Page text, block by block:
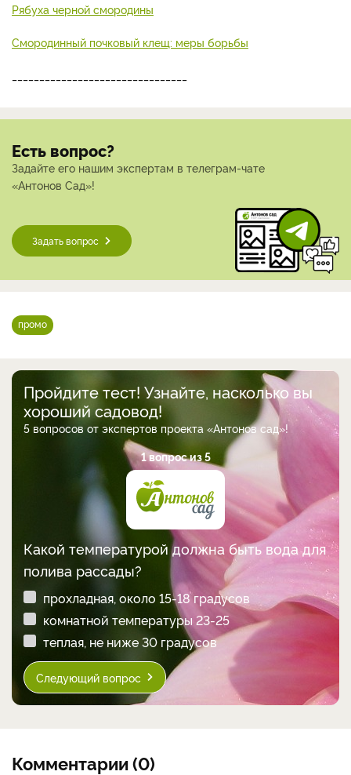
Рябуха черной смородины
Смородинный почковый клещ: меры борьбы
Есть вопрос?
Задайте его нашим экспертам в телеграм-чате
«Антонов Сад»!
Задать вопрос
промо
Пройдите тест! Узнайте, насколько вы
хороший садовод!
5 вопросов от экспертов проекта «Антонов сад»!
1 вопрос из 5
Какой температурой должна быть вода для
полива рассады?
прохладная, около 15-18 градусов
комнатной температуры 23-25
теплая, не ниже 30 градусов
Следующий вопрос
Комментарии (0)